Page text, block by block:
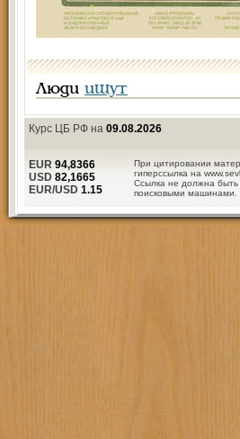
Люди ищут
Курс ЦБ РФ на 09.08.2026
При цитировании
гиперссылка на
Ссылка не должна быть
поисковыми машинами.
EUR 94,8366
USD 82,1665
EUR/USD 1.15